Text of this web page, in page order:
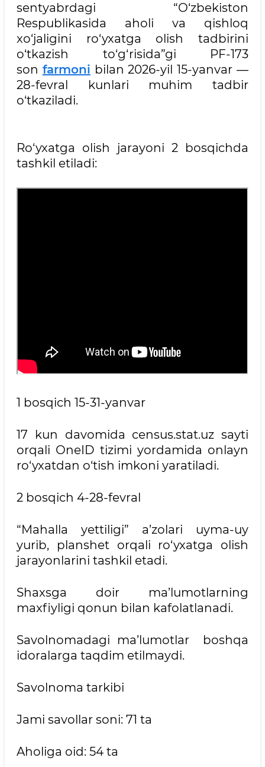
sentyabrdagi “O‘zbekiston
Respublikasida aholi va qishloq
xo‘jaligini ro‘yxatga olish tadbirini
o‘tkazish to‘g‘risida”gi PF-173
son farmoni bilan 2026-yil 15-yanvar —
28-fevral kunlari muhim tadbir
o‘tkaziladi.
Ro‘yxatga olish jarayoni 2 bosqichda
tashkil etiladi:
1 bosqich 15-31-yanvar
17 kun davomida census.stat.uz sayti
orqali OneID tizimi yordamida onlayn
ro‘yxatdan o‘tish imkoni yaratiladi.
2 bosqich 4-28-fevral
“Mahalla yettiligi” a’zolari uyma-uy
yurib, planshet orqali ro‘yxatga olish
jarayonlarini tashkil etadi.
Shaxsga doir ma’lumotlarning
maxfiyligi qonun bilan kafolatlanadi.
Savolnomadagi ma’lumotlar boshqa
idoralarga taqdim etilmaydi.
Savolnoma tarkibi
Jami savollar soni: 71 ta
Aholiga oid: 54 ta